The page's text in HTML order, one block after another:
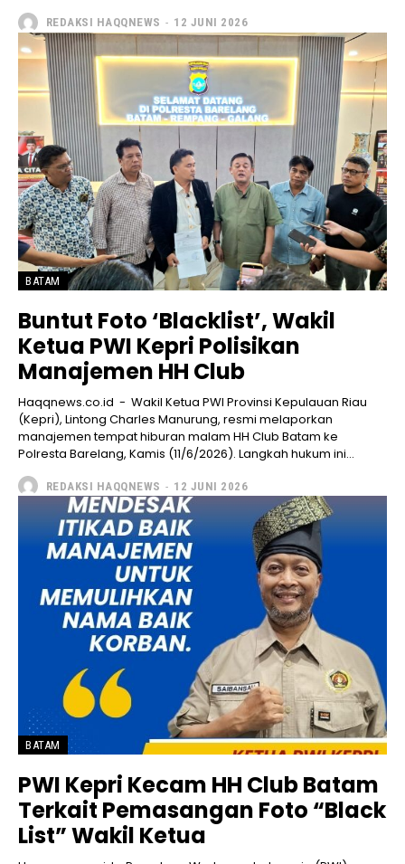
REDAKSI HAQQNEWS - 12 JUNI 2026
BATAM
Buntut Foto ‘Blacklist’, Wakil
Ketua PWI Kepri Polisikan
Manajemen HH Club
Haqqnews.co.id - Wakil Ketua PWI Provinsi Kepulauan Riau
(Kepri), Lintong Charles Manurung, resmi melaporkan
manajemen tempat hiburan malam HH Club Batam ke
Polresta Barelang, Kamis (11/6/2026). Langkah hukum ini...
REDAKSI HAQQNEWS - 12 JUNI 2026
BATAM
PWI Kepri Kecam HH Club Batam
Terkait Pemasangan Foto “Black
List” Wakil Ketua